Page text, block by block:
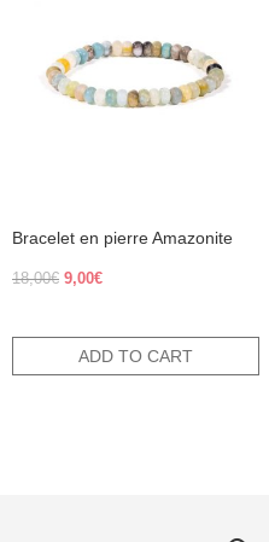
Bracelet en pierre Amazonite
18,00€ Original
9,00€Current
ADD TO CART